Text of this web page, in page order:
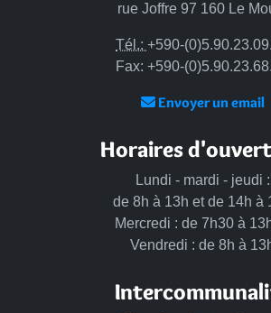
rue Joffre 97 160 Le
Tél.: +590-
Fax: +590-
Envoyer un email
Horaires
Lundi - mardi - jeudi :
de 8h à 13h et de 14h à
Mercredi : de 7h30 à
Vendredi : de 8h à